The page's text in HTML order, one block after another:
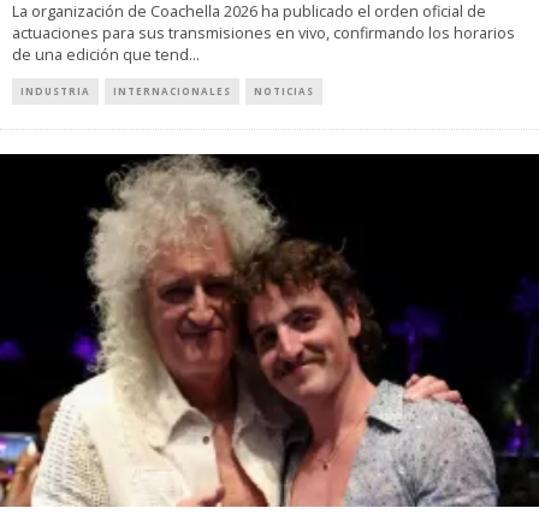
La organización de Coachella 2026 ha publicado el orden oficial de
actuaciones para sus transmisiones en vivo, confirmando los horarios
de una edición que tend...
INDUSTRIA INTERNACIONALES NOTICIAS